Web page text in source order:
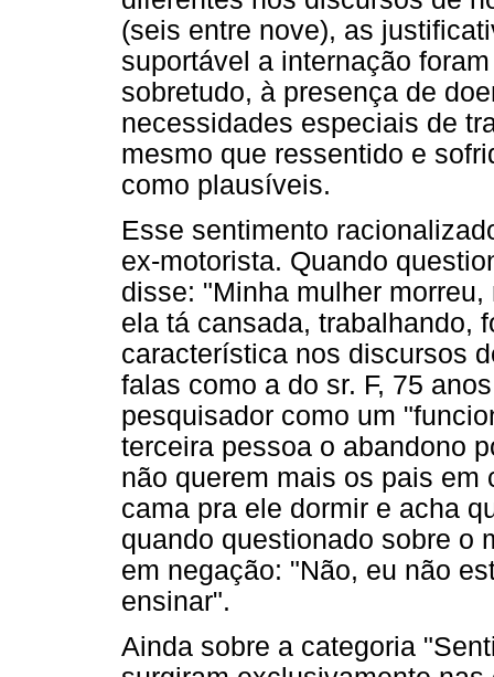
(seis entre nove), as
suportável a internação
sobretudo, à presença de
necessidades especiais de
mesmo que ressentido e
como plausíveis.
Esse sentimento
ex-motorista. Quando
disse: "Minha mulher
ela tá cansada, trabalhando,
característica nos discursos
falas como a do sr. F, 75
pesquisador como um
terceira pessoa o abandono
não querem mais os pais em
cama pra ele dormir e acha
quando questionado sobre o
em negação: "Não, eu não
ensinar".
Ainda sobre a categoria